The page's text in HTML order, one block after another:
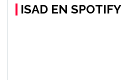
ISAD EN SPOTIFY